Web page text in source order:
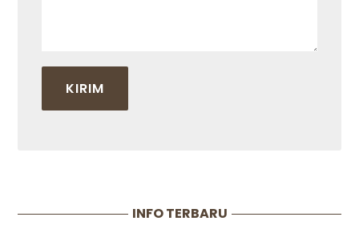
INFO TERBARU